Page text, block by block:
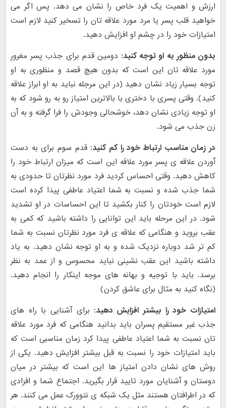
ارزش و اهمیت یک فرد خاص را نشان می دهد. پس اگر می
خواهید قلب پسر یا مرد مورد علاقه تان را تسخیر کنید لازم است
امتیازات خود را در چشم او افزایش دهید.
بدون منظور به او توجه کنید: دومین قدم برای جذب پسر مغرورِ
مورد علاقه تان این است که بدون هیچ قصد و منظوری به او
توجه بسیار زیاد نشان دهید (در این مرجله نباید به او ابراز علاقه
کنید). وقتی پسری با دختری با بالاترین امتیاز رو به رو شود که به
او توجه زیادی نشان دهد، خوشحالی وجودش را فرا گرفته و به آن
زن جذب می شود.
در زمان مناسب ارتباط خود را کم کنید: قدم سوم برای به دست
آوردن علاقه ی پسر مورد علاقه این است که میزان ارتباط خود را
کاهش دهید. وقتی احساس کردید فرد مورد نظرتان تا حدودی به
شما جذب شده و نسبت به شما اعتیاد عاطفی پیدا کرده است
لازم است خودتان را کنار بکشید تا این احساسات در او تشدید
شود. در این مرحله باید این توانایی را داشته باشید که کمی به
عقب بروید و هنگامی که علاقه ی فرد مورد نظرتان نسبت به شما
کم تر شد دوباره نزدیک شده و به او توجه نشان دهید. به یاد
داشته باشید این عقب نشینی نباید محسوس و از عمد به نظر
برسد. باید با توجیه و بهانه های موجه اینکار را انجام دهید.
(نگاه کنید به مثال برای عاشق کردن)
امتیازات خود را بیشتر افزایش دهید: برای آشنایی با راه های
جذب غیر مستقیم پسران باید بدانید هنگامی که فرد مورد علاقه
تان نسبت به شما اعتیاد عاطفی پیدا کرد زمان مناسبی است که
باید امتیازات خود را نسبت به قبل بیشتر افزایش دهید. یکی از
روش های نشان دادن امتیاز ها این است که بیشتر در میان
دوستان و آشنایان مورد تایید قرار بگیرید. اجتماع شما و افرادی
که در اطرافتان هستند مثل یک شبکه ی نتوورک عمل می کنند. هر